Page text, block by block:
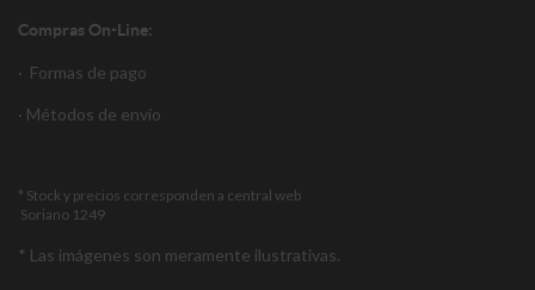
Compras On-Line:
· Formas de pago
· Métodos de envío
* Stock y precios corresponden a central web
Soriano 1249
* Las imágenes son meramente ilustrativas.